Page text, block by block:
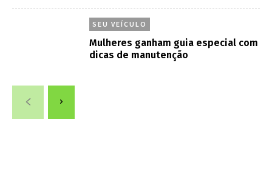
SEU VEÍCULO
Mulheres ganham guia especial com
dicas de manutenção